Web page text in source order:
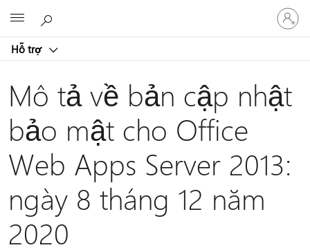
Hỗ trợ
Đăng
nhập
tài
Mô tả về bản cập nhật
bảo mật cho Office
Web Apps Server 2013:
ngày 8 tháng 12 năm
2020